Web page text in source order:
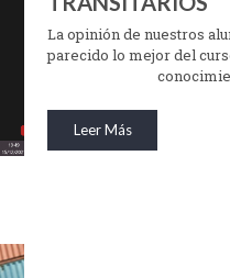
La opinión de nuestros
parecido lo mejor del
Leer Más